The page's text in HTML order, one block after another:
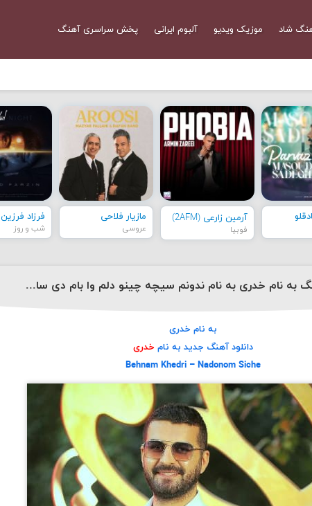
شاد موزیک ویدیو آلبوم ایرانی پخش سراسری آهنگ
آرمین زارعی (2AFM)
فوبیا
مازیار فلاحی
عروسی
فرزاد فرزین
شب و روز
دانلود آهنگ به نام خدری به نام ندونم سیچه چینو دلم وا بام دی ساز نیاره
به نام خدری
دانلود آهنگ جدید به نام خدری
Behnam Khedri – Nadonom Siche